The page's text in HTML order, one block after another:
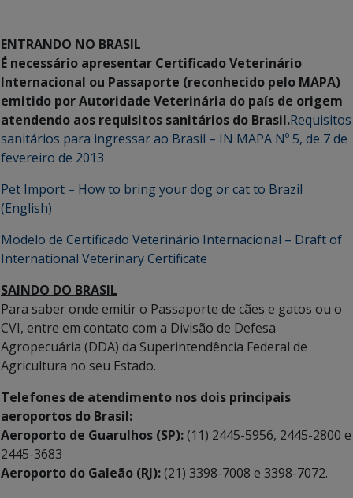
ENTRANDO NO BRASIL
É necessário apresentar Certificado Veterinário
Internacional ou Passaporte (reconhecido pelo MAPA)
emitido por Autoridade Veterinária do país de origem
atendendo aos requisitos sanitários do Brasil.Requisitos
sanitários para ingressar ao Brasil – IN MAPA Nº 5, de 7 de
fevereiro de 2013
Pet Import – How to bring your dog or cat to Brazil
(English)
Modelo de Certificado Veterinário Internacional – Draft of
International Veterinary Certificate
SAINDO DO BRASIL
Para saber onde emitir o Passaporte de cães e gatos ou o
CVI, entre em contato com a Divisão de Defesa
Agropecuária (DDA) da Superintendência Federal de
Agricultura no seu Estado.
Telefones de atendimento nos dois principais
aeroportos do Brasil:
Aeroporto de Guarulhos (SP):(11) 2445-5956, 2445-2800 e
2445-3683
Aeroporto do Galeão (RJ):(21) 3398-7008 e 3398-7072.